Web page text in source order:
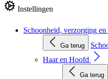
Instellingen
Schoonheid, verzorging en
Ga terug
Haar en Hoofd
Ga terug